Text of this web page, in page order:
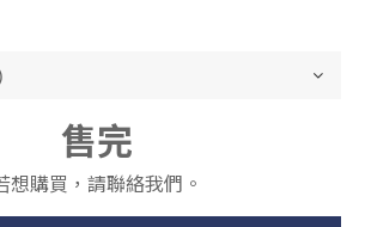
售完
想購買，請聯絡我們。